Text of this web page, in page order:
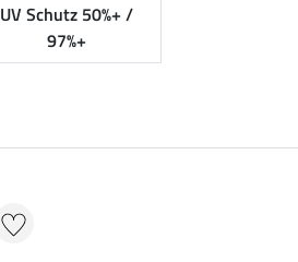
UV Schutz 50%+ /
97%+